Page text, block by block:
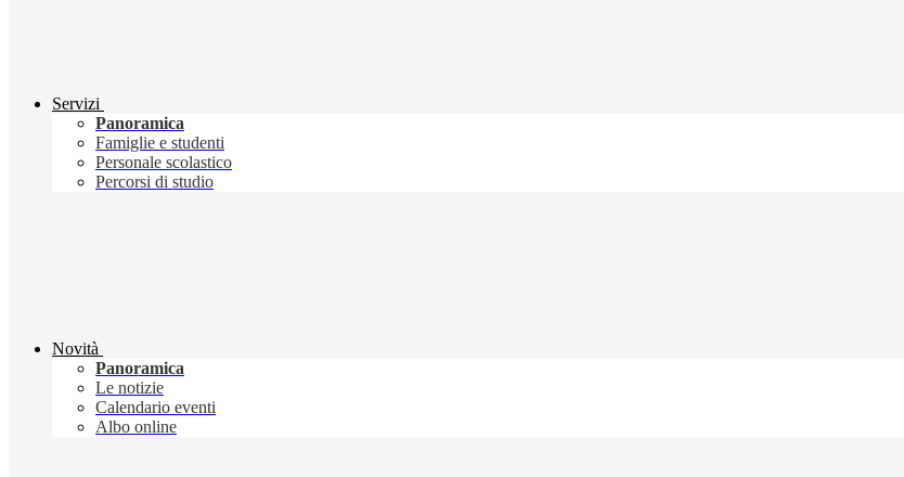
Servizi
Panoramica
Famiglie e studenti
Personale scolastico
Percorsi di studio
Novità
Panoramica
Le notizie
Calendario eventi
Albo online